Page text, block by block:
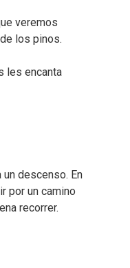
veremos
los pinos.
les encanta
descenso. En
por un camino
recorrer.